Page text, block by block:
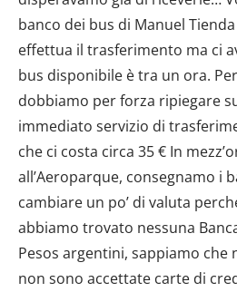
banco dei bus di Manuel
effettua il trasferimento ma ci
bus disponibile è tra un ora.
dobbiamo per forza ripiegare
immediato servizio di
che ci costa circa 35 € In
all’Aeroparque, consegnamo i
cambiare un po’ di valuta
abbiamo trovato nessuna
Pesos argentini, sappiamo che
non sono accettate carte di